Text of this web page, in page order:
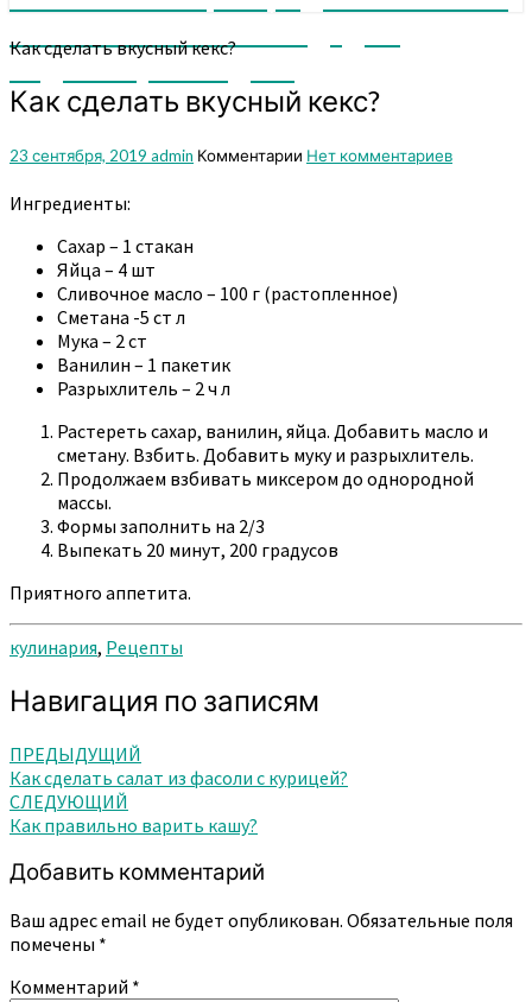
мы поможем вам или дадим
подсказку. Заходите
Как сделать вкусный кекс?
Как сделать вкусный кекс?
23 сентября, 2019 admin Комментарии Нет комментариев
Ингредиенты:
Сахар – 1 стакан
Яйца – 4 шт
Сливочное масло – 100 г (растопленное)
Сметана -5 ст л
Мука – 2 ст
Ванилин – 1 пакетик
Разрыхлитель – 2 ч л
Растереть сахар, ванилин, яйца. Добавить масло и
сметану. Взбить. Добавить муку и разрыхлитель.
Продолжаем взбивать миксером до однородной
массы.
Формы заполнить на 2/3
Выпекать 20 минут, 200 градусов
Приятного аппетита.
кулинария, Рецепты
Навигация по записям
ПРЕДЫДУЩИЙ
Как сделать салат из фасоли с курицей?
СЛЕДУЮЩИЙ
Как правильно варить кашу?
Добавить комментарий
Ваш адрес email не будет опубликован. Обязательные поля
помечены *
Комментарий *